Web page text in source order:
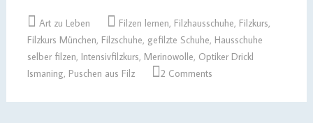
Art zu Leben Filzen lernen, Filzhausschuhe, Filzkurs,
Filzkurs München, Filzschuhe, gefilzte Schuhe, Hausschuhe
selber filzen, Intensivfilzkurs, Merinowolle, Optiker Drickl
Ismaning, Puschen aus Filz 2 Comments